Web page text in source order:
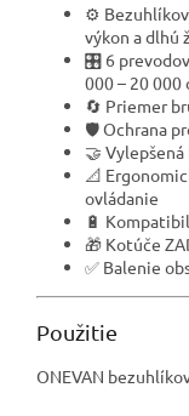
⚙️
výkon a dlhú
🎛️ 6
000 – 20 000
🔄 Priemer
🛡️ Ochrana
🤝
📐
ovládanie
🔋
🎁 Kotúče
✅ Balenie
Použitie
ONEVAN